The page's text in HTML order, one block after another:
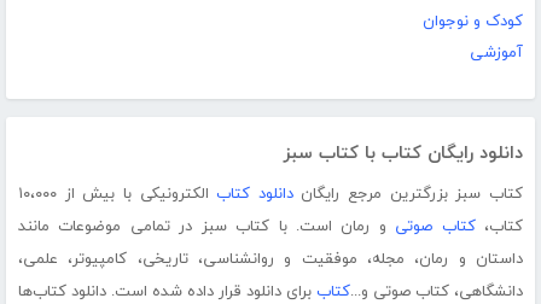
کودک و نوجوان
آموزشی
دانلود رایگان کتاب با کتاب سبز
کتاب سبز بزرگترین مرجع رایگاندانلود کتاب
الکترونیکی با بیش از ۱۰،۰۰۰
کتاب،کتاب صوتی و رمان است. با کتاب سبز در تمامی موضوعات مانند
داستان و رمان، مجله، موفقیت و روانشناسی، تاریخی، کامپیوتر، علمی،
دانشگاهی، کتاب صوتی و...کتاب برای دانلود قرار داده شده است. دانلود کتاب‌ها